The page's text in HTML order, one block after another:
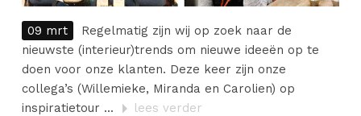
09 mrt
Regelmatig zijn wij op zoek naar de
nieuwste (interieur)trends om nieuwe ideeën op te
doen voor onze klanten. Deze keer zijn onze
collega’s (Willemieke, Miranda en Carolien) op
inspiratietour ...
lees verder